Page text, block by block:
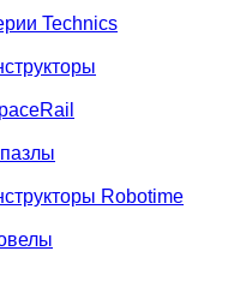
Technics
Robotime